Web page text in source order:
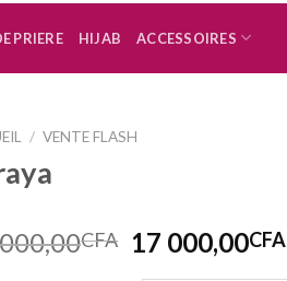
PRIERE HIJAB ACCESSOIRES
/ VENTE FLASH
CFA 17 000,00CFA